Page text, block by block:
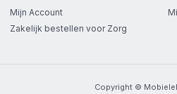
Mijn Account
Zakelijk bestellen voor Zorg
Copyright ©